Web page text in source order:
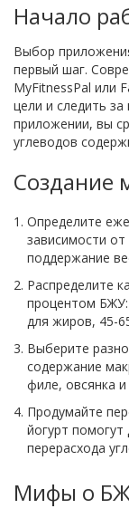
Начало
Выбор
первый шаг.
MyFitnessPal или
цели и следить
приложении, вы
углеводов
Создание
Определите
зависимости
поддержание
Распределите
процентом
для жиров, 45-
Выберите
содержание
филе, овсянка
Продумайте
йогурт
перерасхода
Мифы о